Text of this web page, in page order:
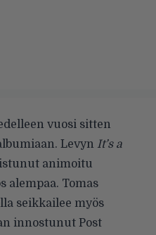
vuosi sitten
Levyn It’s a
animoitu
alempaa. Tomas
seikkailee myös
innostunut Post